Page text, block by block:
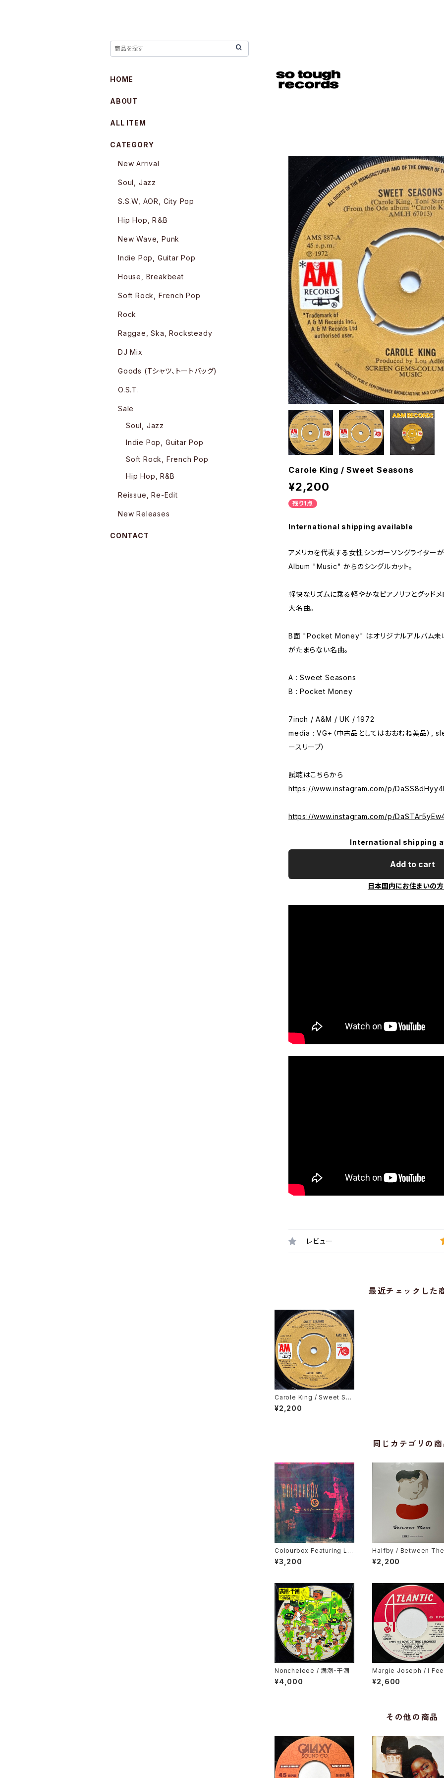
Carole King / Sweet Seasons
¥2,200
残り1点
International shipping available
アメリカを代表する女性シンガーソングライター
Album "Music" からのシングルカット。
軽快なリズムに乗る軽やかなピアノリフとグッド
大名曲。
B面 "Pocket Money" はオリジナルアルバム未
がたまらない名曲。
A : Sweet Seasons
B : Pocket Money
7inch / A&M / UK / 1972
media : VG+（中古品としてはおおむね美品）,
ースリーブ）
試聴はこちらから
https://www.instagram.com/p/
https://www.instagram.com/p/
International shipping
Add to cart
日本国内にお住まいの
レビュー
最近チェックした
Carole King / Sweet Sea
sons
¥2,200
同じカテゴリの商
Colourbox Featuring Lor
ita Grahame / Baby I Lov
e You So
¥3,200
Halfby / Between
¥2,200
Noncheleee / 満潮・干潮
¥4,000
Margie Joseph / I
His Love Getting
er
¥2,600
その他の商品
HOME
ABOUT
ALL ITEM
CATEGORY
New Arrival
Soul, Jazz
S.S.W, AOR, City Pop
Hip Hop, R＆B
New Wave, Punk
Indie Pop, Guitar Pop
House, Breakbeat
Soft Rock, French Pop
Rock
Raggae, Ska, Rocksteady
DJ Mix
Goods (Tシャツ、トートバッグ)
O.S.T.
Sale
Soul, Jazz
Indie Pop, Guitar Pop
Soft Rock, French Pop
Hip Hop, R&B
Reissue, Re-Edit
New Releases
CONTACT